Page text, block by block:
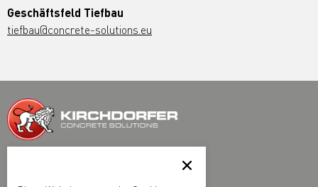
Geschäftsfeld Tiefbau
tiefbau@concrete-solutions.eu